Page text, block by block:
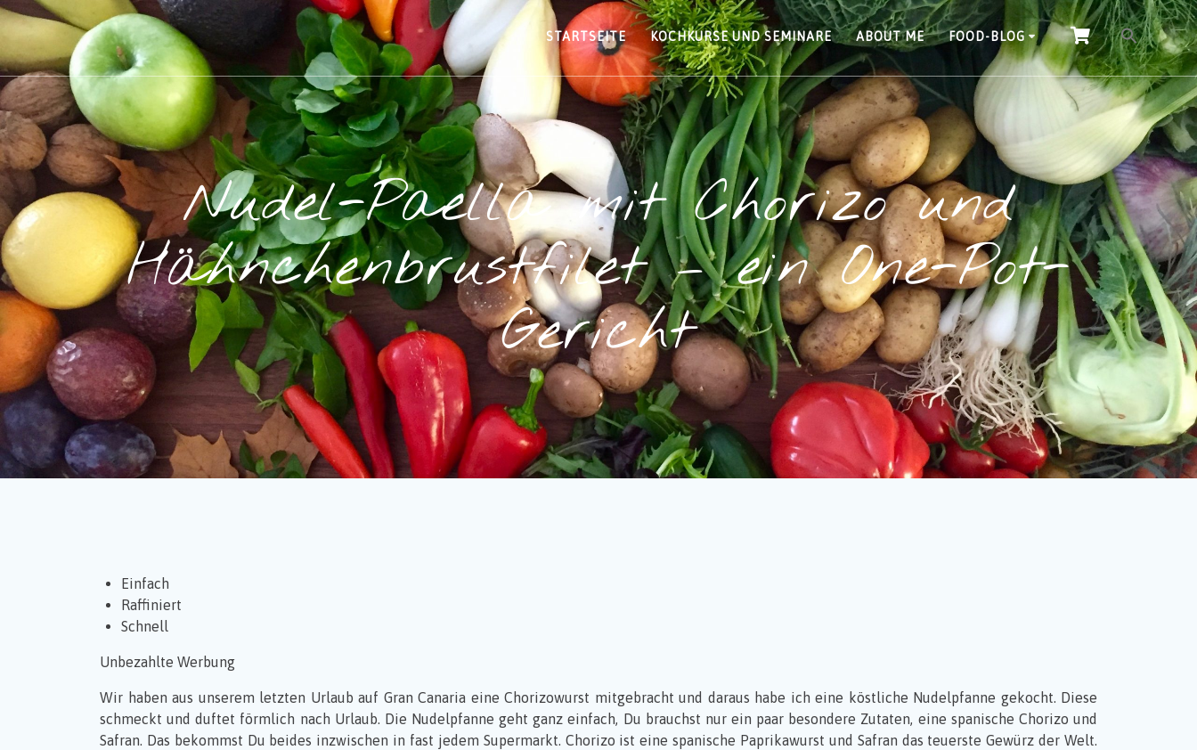
STARTSEITE KOCHKURSE UND SEMINARE ABOUT ME FOOD-BLOG
Nudel-Paella mit Chorizo und
Hähnchenbrustfilet – ein One-Pot-
Gericht
Einfach
Raffiniert
Schnell
Unbezahlte Werbung
Wir haben aus unserem letzten Urlaub auf Gran Canaria eine Chorizowurst mitgebracht und daraus habe ich eine köstliche Nudelpfanne gekocht. Diese
schmeckt und duftet förmlich nach Urlaub. Die Nudelpfanne geht ganz einfach, Du brauchst nur ein paar besondere Zutaten, eine spanische Chorizo und
Safran. Das bekommst Du beides inzwischen in fast jedem Supermarkt. Chorizo ist eine spanische Paprikawurst und Safran das teuerste Gewürz der Welt.